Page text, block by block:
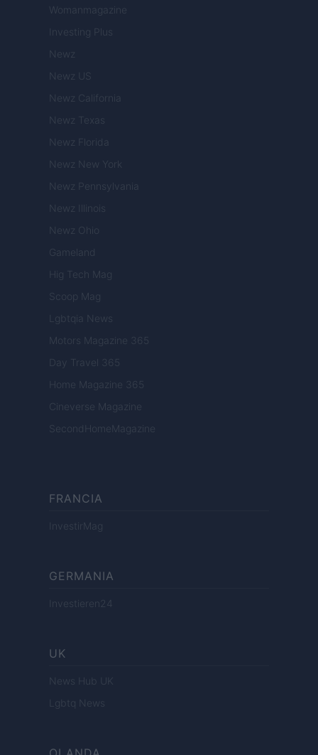
Womanmagazine
Investing Plus
Newz
Newz US
Newz California
Newz Texas
Newz Florida
Newz New York
Newz Pennsylvania
Newz Illinois
Newz Ohio
Gameland
Hig Tech Mag
Scoop Mag
Lgbtqia News
Motors Magazine 365
Day Travel 365
Home Magazine 365
Cineverse Magazine
SecondHomeMagazine
FRANCIA
InvestirMag
GERMANIA
Investieren24
UK
News Hub UK
Lgbtq News